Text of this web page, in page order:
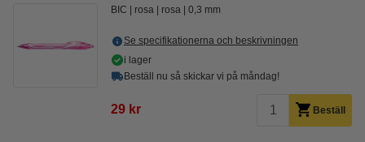
BIC rosa rosa 0,3 mm
Se specifikationerna och beskrivningen
i lager
Beställ nu så skickar vi på måndag!
29 kr Beställ